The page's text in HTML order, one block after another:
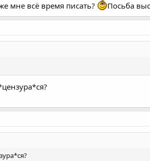
мне всё время писать? Посьба